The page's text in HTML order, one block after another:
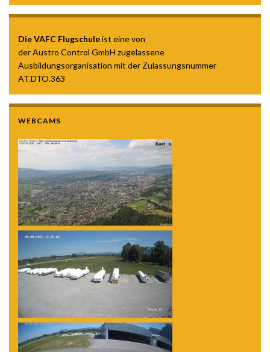
Die VAFC Flugschuleist eine von
der Austro Control GmbH zugelassene
Ausbildungsorganisation mit der Zulassungsnummer
AT.DTO.363
WEBCAMS